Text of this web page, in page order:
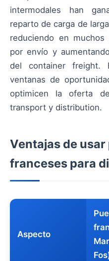
intermodales han
reparto de carga de
reduciendo en
por envío y
del container freight.
ventanas de
optimicen la oferta
transport y distribution.
Ventajas de
franceses para
Aspecto